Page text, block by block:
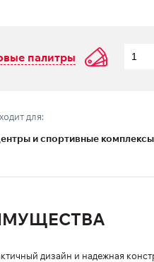
палитры
для:
и спортивные
дизайн и надежная